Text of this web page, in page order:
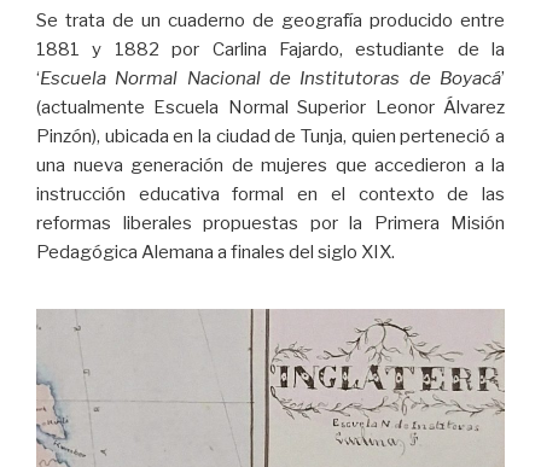
Se trata de un cuaderno de geografía producido entre
1881 y 1882 por Carlina Fajardo, estudiante de la
‘Escuela Normal Nacional de Institutoras de Boyacá’
(actualmente Escuela Normal Superior Leonor Álvarez
Pinzón), ubicada en la ciudad de Tunja, quien perteneció a
una nueva generación de mujeres que accedieron a la
instrucción educativa formal en el contexto de las
reformas liberales propuestas por la Primera Misión
Pedagógica Alemana a finales del siglo XIX.